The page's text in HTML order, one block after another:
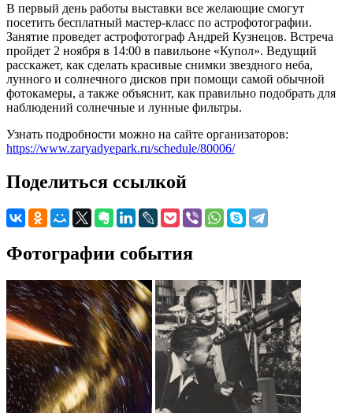
В первый день работы выставки все желающие смогут
посетить бесплатный мастер-класс по астрофотографии.
Занятие проведет астрофотограф Андрей Кузнецов. Встреча
пройдет 2 ноября в 14:00 в павильоне «Купол». Ведущий
расскажет, как сделать красивые снимки звездного неба,
лунного и солнечного дисков при помощи самой обычной
фотокамеры, а также объяснит, как правильно подобрать для
наблюдений солнечные и лунные фильтры.
Узнать подробности можно на сайте организаторов:
https://www.zaryadyepark.ru/schedule/80006/
Поделиться ссылкой
Фотографии события